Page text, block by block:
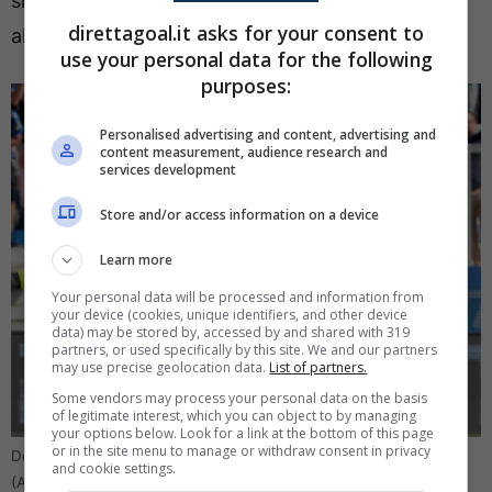
alternative all’allenatore croato.
De Ketelaere, svolta al fantacalcio: può essere l’arma vincente
(Ansa) – Direttagoal.it
direttagoal.it asks for your consent to
use your personal data for the following
purposes:
Personalised advertising and content, advertising and
content measurement, audience research and
services development
Store and/or access information on a device
Learn more
Your personal data will be processed and information from
your device (cookies, unique identifiers, and other device
data) may be stored by, accessed by and shared with 319
partners, or used specifically by this site. We and our partners
may use precise geolocation data. List of partners.
Some vendors may process your personal data on the basis
of legitimate interest, which you can object to by managing
your options below. Look for a link at the bottom of this page
or in the site menu to manage or withdraw consent in privacy
and cookie settings.